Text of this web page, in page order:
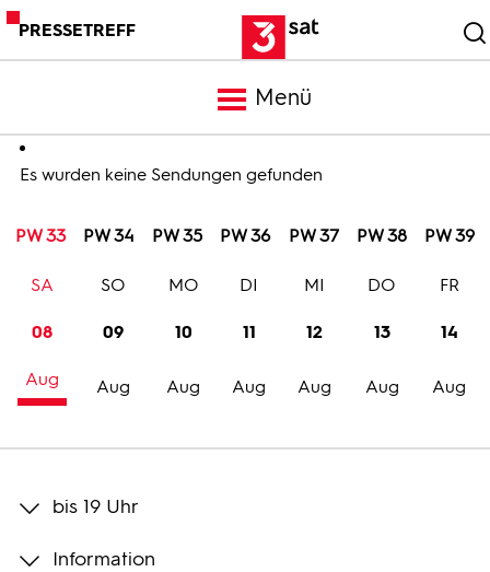
PRESSETREFF
Menü
Meldungen
Programm
Trailer
Bilder
Es wurden keine Sendungen gefunden
PW 33 PW 34 PW 35 PW 36 PW 37 PW 38 PW 39
08
Aug
SA
09
Aug
SO
10
Aug
MO
11
Aug
DI
12
Aug
MI
13
Aug
DO
14
Aug
FR
bis 19 Uhr
Information